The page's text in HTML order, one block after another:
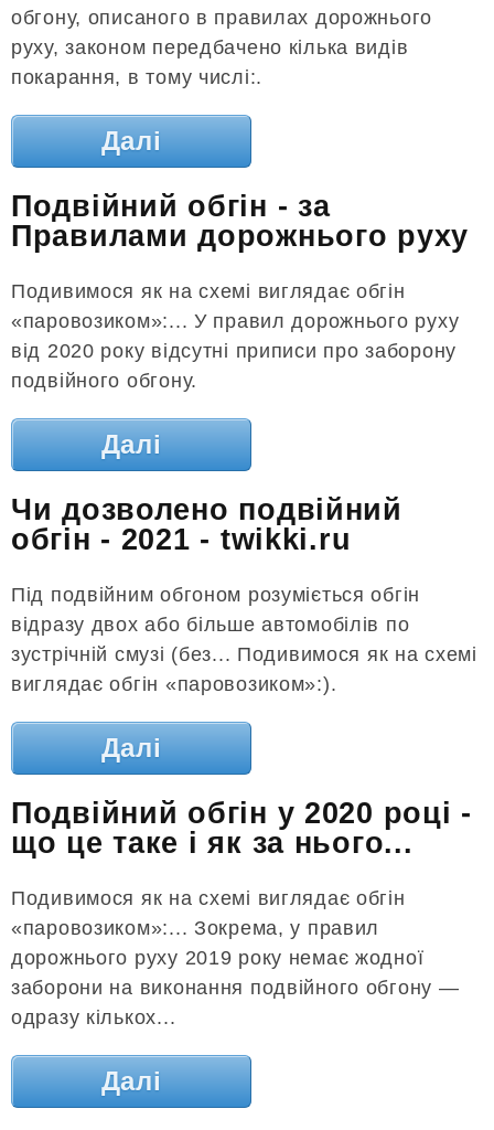
обгону, описаного в правилах дорожнього
руху, законом передбачено кілька видів
покарання, в тому числі:.
Далі
Подвійний обгін - за
Правилами дорожнього руху
Подивимося як на схемі виглядає обгін
«паровозиком»:... У правил дорожнього руху
від 2020 року відсутні приписи про заборону
подвійного обгону.
Далі
Чи дозволено подвійний
обгін - 2021 - twikki.ru
Під подвійним обгоном розуміється обгін
відразу двох або більше автомобілів по
зустрічній смузі (без... Подивимося як на схемі
виглядає обгін «паровозиком»:).
Далі
Подвійний обгін у 2020 році -
що це таке і як за нього...
Подивимося як на схемі виглядає обгін
«паровозиком»:... Зокрема, у правил
дорожнього руху 2019 року немає жодної
заборони на виконання подвійного обгону —
одразу кількох...
Далі